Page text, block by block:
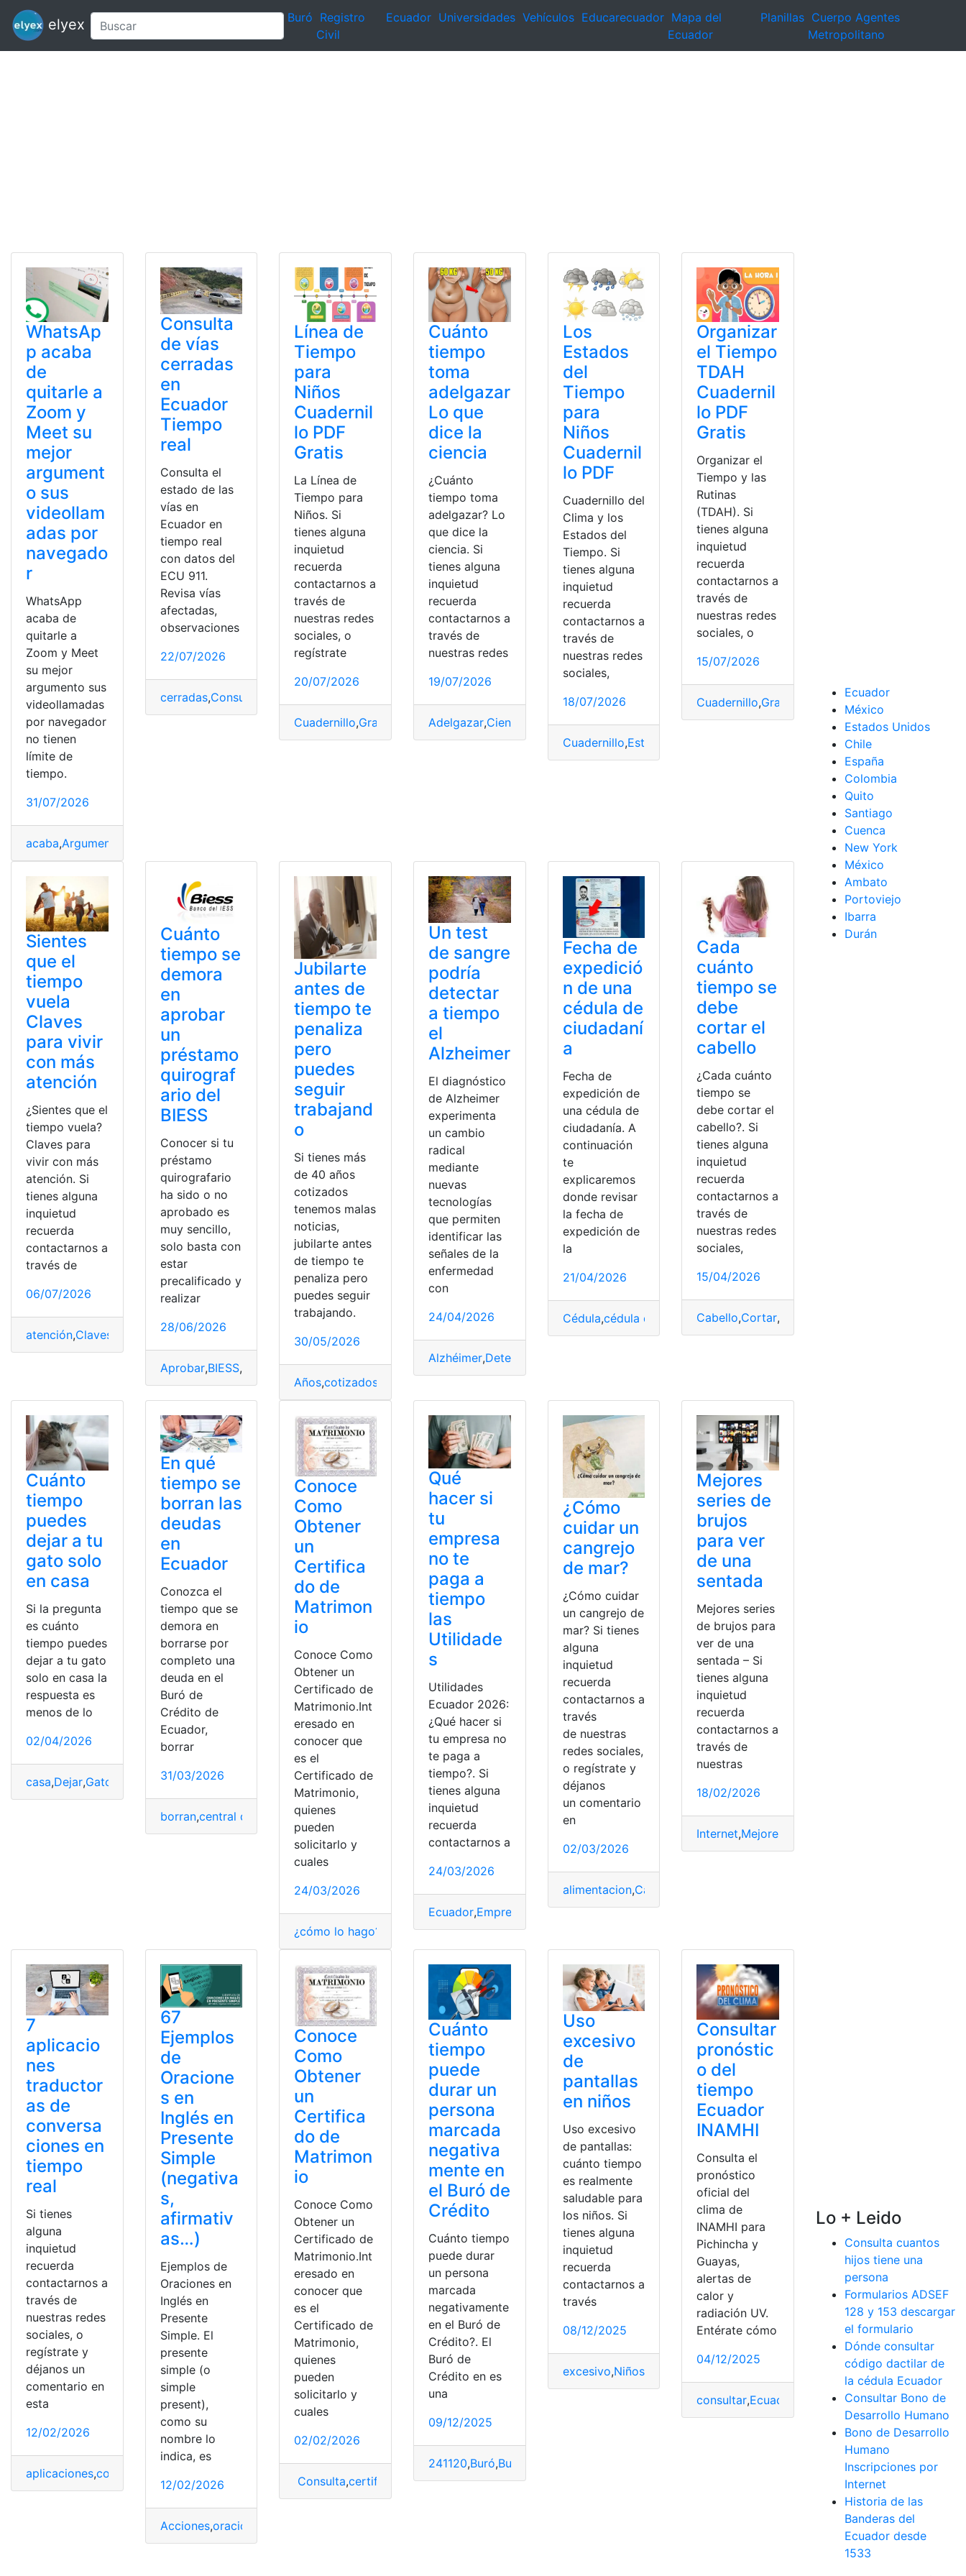
elyex Buró Registro
Civil
Ecuador Universidades Vehículos Educarecuador Mapa del
Ecuador
Planillas Cuerpo Agentes
Metropolitano
WhatsAp
p acaba
de
quitarle a
Zoom y
Meet su
mejor
argument
o sus
videollam
adas por
navegado
r
WhatsApp
acaba de
quitarle a
Zoom y Meet
su mejor
argumento sus
videollamadas
por navegador
no tienen
límite de
tiempo.
31/07/2026
acaba,Argumento
Consulta
de vías
cerradas
en
Ecuador
Tiempo
real
Consulta el
estado de las
vías en
Ecuador en
tiempo real
con datos del
ECU 911.
Revisa vías
afectadas,
observaciones
22/07/2026
cerradas,Consulta
Línea de
Tiempo
para
Niños
Cuadernil
lo PDF
Gratis
La Línea de
Tiempo para
Niños. Si
tienes alguna
inquietud
recuerda
contactarnos a
través de
nuestras redes
sociales, o
regístrate
20/07/2026
Cuadernillo,Gratis Niños,PDF,Tiempo
Cuánto
tiempo
toma
adelgazar
Lo que
dice la
ciencia
¿Cuánto
tiempo toma
adelgazar? Lo
que dice la
ciencia. Si
tienes alguna
inquietud
recuerda
contactarnos a
través de
nuestras redes
19/07/2026
Adelgazar,Ciencia Tiempo
Los
Estados
del
Tiempo
para
Niños
Cuadernil
lo PDF
Cuadernillo del
Clima y los
Estados del
Tiempo. Si
tienes alguna
inquietud
recuerda
contactarnos a
través de
nuestras redes
sociales,
18/07/2026
Cuadernillo,Estados
Organizar
el Tiempo
TDAH
Cuadernil
lo PDF
Gratis
Organizar el
Tiempo y las
Rutinas
(TDAH). Si
tienes alguna
inquietud
recuerda
contactarnos a
través de
nuestras redes
sociales, o
15/07/2026
Cuadernillo,Gratis Organizar ,PDF
Sientes
que el
tiempo
vuela
Claves
para vivir
con más
atención
¿Sientes que el
tiempo vuela?
Claves para
vivir con más
atención. Si
tienes alguna
inquietud
recuerda
contactarnos a
través de
06/07/2026
atención,Claves Tiempo ,Vivir
Cuánto
tiempo se
demora
en
aprobar
un
préstamo
quirograf
ario del
BIESS
Conocer si tu
préstamo
quirografario
ha sido o no
aprobado es
muy sencillo,
solo basta con
estar
precalificado y
realizar
28/06/2026
Aprobar,BIESS, Cuánto,Demora,Préstamo,Quirografario Tiempo
Jubilarte
antes de
tiempo te
penaliza
pero
puedes
seguir
trabajand
o
Si tienes más
de 40 años
cotizados
tenemos malas
noticias,
jubilarte antes
de tiempo te
penaliza pero
puedes seguir
trabajando.
30/05/2026
Años,cotizados
Un test
de sangre
podría
detectar
a tiempo
el
Alzheimer
El diagnóstico
de Alzheimer
experimenta
un cambio
radical
mediante
nuevas
tecnologías
que permiten
identificar las
señales de la
enfermedad
con
24/04/2026
Alzhéimer,Detectar
Fecha de
expedició
n de una
cédula de
ciudadaní
a
Fecha de
expedición de
una cédula de
ciudadanía. A
continuación
te
explicaremos
donde revisar
la fecha de
expedición de
la
21/04/2026
Cédula,cédula de ciudadanía,Cédula de identidad Ecuatoriana
Cada
cuánto
tiempo se
debe
cortar el
cabello
¿Cada cuánto
tiempo se
debe cortar el
cabello?. Si
tienes alguna
inquietud
recuerda
contactarnos a
través de
nuestras redes
sociales,
15/04/2026
Cabello,Cortar,
Cuánto
tiempo
puedes
dejar a tu
gato solo
en casa
Si la pregunta
es cuánto
tiempo puedes
dejar a tu gato
solo en casa la
respuesta es
menos de lo
02/04/2026
casa,Dejar,Gato pregunta, Respuesta,
En qué
tiempo se
borran las
deudas
en
Ecuador ‎
Conozca el
tiempo que se
demora en
borrarse por
completo una
deuda en el
Buró de
Crédito de
Ecuador,
borrar
31/03/2026
borran,central de riesgo Deudas, Entretenimiento,Tiempo
Conoce
Como
Obtener
un
Certifica
do de
Matrimon
io
Conoce Como
Obtener un
Certificado de
Matrimonio.Int
eresado en
conocer que
es el
Certificado de
Matrimonio,
quienes
pueden
solicitarlo y
cuales
24/03/2026
¿cómo lo hago? ¿Cómo saber?,certificado de matrimonio
Qué
hacer si
tu
empresa
no te
paga a
tiempo
las
Utilidade
s
Utilidades
Ecuador 2026:
¿Qué hacer si
tu empresa no
te paga a
tiempo?. Si
tienes alguna
inquietud
recuerda
contactarnos a
24/03/2026
Ecuador,Empresa paga,Tiempo,utilidades
¿Cómo
cuidar un
cangrejo
de mar?
¿Cómo cuidar
un cangrejo de
mar? Si tienes
alguna
inquietud
recuerda
contactarnos a
través
de nuestras
redes sociales,
o regístrate y
déjanos
un comentario
en
02/03/2026
alimentacion,Cangrejo de mar
Mejores
series de
brujos
para ver
de una
sentada
Mejores series
de brujos para
ver de una
sentada – Si
tienes alguna
inquietud
recuerda
contactarnos a
través de
nuestras
18/02/2026
Internet,Mejores
7
aplicacio
nes
traductor
as de
conversa
ciones en
tiempo
real
Si tienes
alguna
inquietud
recuerda
contactarnos a
través de
nuestras redes
sociales, o
regístrate y
déjanos un
comentario en
esta
12/02/2026
aplicaciones,conversaciones
67
Ejemplos
de
Oracione
s en
Inglés en
Presente
Simple
(negativa
s,
afirmativ
as…)
Ejemplos de
Oraciones en
Inglés en
Presente
Simple. El
presente
simple (o
simple
present),
como su
nombre lo
indica, es
12/02/2026
Acciones,oraciones
Conoce
Como
Obtener
un
Certifica
do de
Matrimon
io
Conoce Como
Obtener un
Certificado de
Matrimonio.Int
eresado en
conocer que
es el
Certificado de
Matrimonio,
quienes
pueden
solicitarlo y
cuales
02/02/2026
Consulta,certificado cómo obtener,Conocer
Cuánto
tiempo
puede
durar un
persona
marcada
negativa
mente en
el Buró de
Crédito
Cuánto tiempo
puede durar
un persona
marcada
negativamente
en el Buró de
Crédito?. El
Buró de
Crédito en es
una
09/12/2025
241120,Buró,Buró de Crédito persona,Tiempo
Uso
excesivo
de
pantallas
en niños
Uso excesivo
de pantallas:
cuánto tiempo
es realmente
saludable para
los niños. Si
tienes alguna
inquietud
recuerda
contactarnos a
través
08/12/2025
excesivo,Niños,
Consultar
pronóstic
o del
tiempo
Ecuador
INAMHI
Consulta el
pronóstico
oficial del
clima de
INAMHI para
Pichincha y
Guayas,
alertas de
calor y
radiación UV.
Entérate cómo
04/12/2025
consultar,Ecuador INAMHI pronóstico ,Tiempo
Ecuador
México
Estados Unidos
Chile
España
Colombia
Quito
Santiago
Cuenca
New York
México
Ambato
Portoviejo
Ibarra
Durán
Lo + Leido
Consulta cuantos
hijos tiene una
persona
Formularios ADSEF
128 y 153 descargar
el formulario
Dónde consultar
código dactilar de
la cédula Ecuador
Consultar Bono de
Desarrollo Humano
Bono de Desarrollo
Humano
Inscripciones por
Internet
Historia de las
Banderas del
Ecuador desde
1533